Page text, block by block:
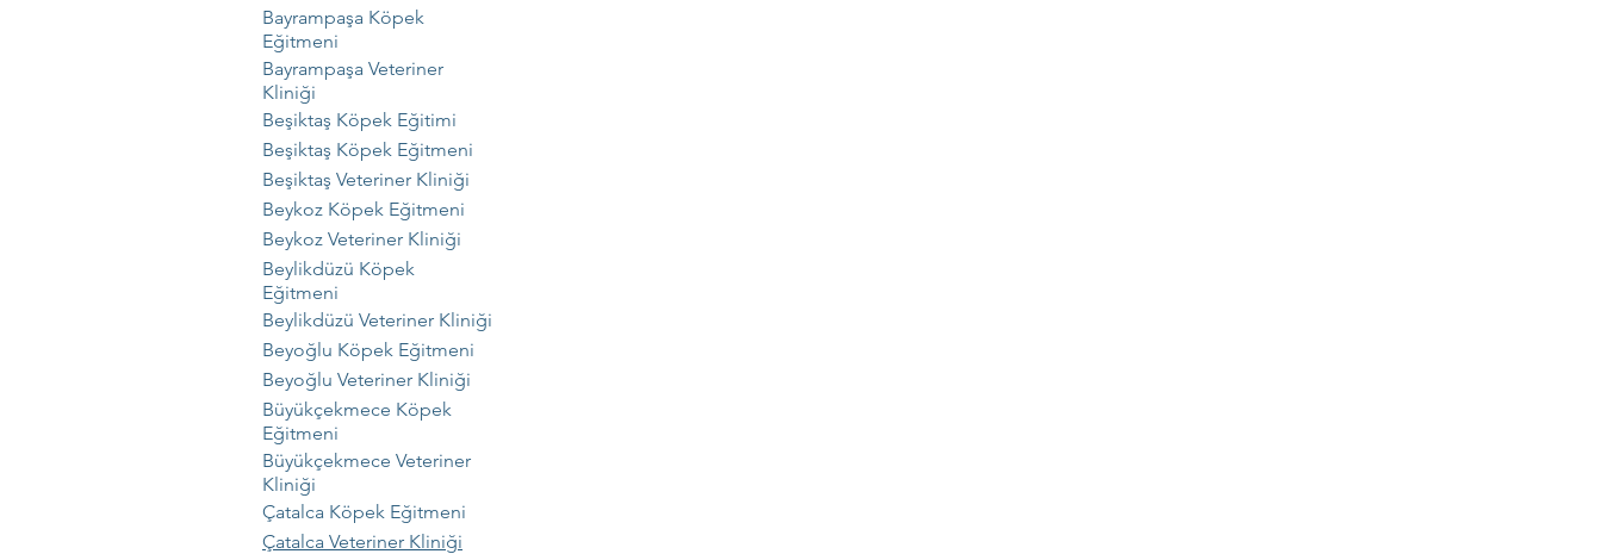
Bayrampaşa Köpek
Eğitmeni
Bayrampaşa Veteriner
Kliniği
Beşiktaş Köpek Eğitimi
Beşiktaş Köpek Eğitmeni
Beşiktaş Veteriner Kliniği
Beykoz Köpek Eğitmeni
Beykoz Veteriner Kliniği
Beylikdüzü Köpek
Eğitmeni
Beylikdüzü Veteriner Kliniği
Beyoğlu Köpek Eğitmeni
Beyoğlu Veteriner Kliniği
Büyükçekmece Köpek
Eğitmeni
Büyükçekmece Veteriner
Kliniği
Çatalca Köpek Eğitmeni
Çatalca Veteriner Kliniği